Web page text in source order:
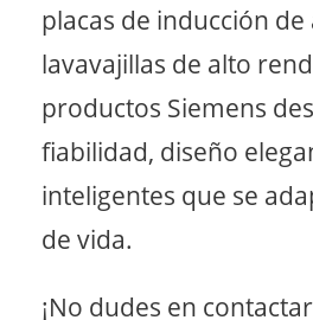
placas de inducción
lavavajillas de alto
productos Siemens
fiabilidad, diseño
inteligentes que se
de vida.
¡No dudes en